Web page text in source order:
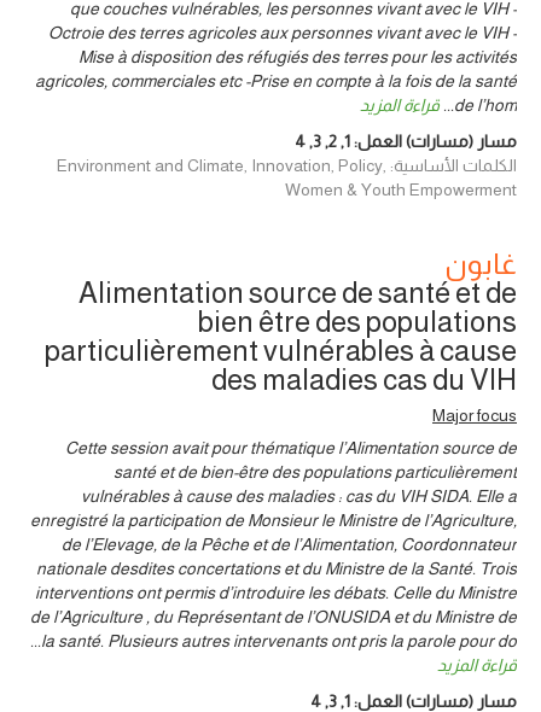
que couches vulnérables, les personnes vivant avec le VIH -
Octroie des terres agricoles aux personnes vivant avec le VIH -
Mise à disposition des réfugiés des terres pour les activités
agricoles, commerciales etc -Prise en compte à la fois de la santé
de l’hom
... قراءة المزيد
مسار (مسارات) العمل:1
,
2
,
3
,
4
الكلمات الأساسية: Environment and Climate, Innovation, Policy,
Women & Youth Empowerment
غابون
Alimentation source de santé et de
bien être des populations
particulièrement vulnérables à cause
des maladies cas du VIH
Major focus
Cette session avait pour thématique l’Alimentation source de
santé et de bien-être des populations particulièrement
vulnérables à cause des maladies : cas du VIH SIDA. Elle a
enregistré la participation de Monsieur le Ministre de l’Agriculture,
de l’Elevage, de la Pêche et de l’Alimentation, Coordonnateur
nationale desdites concertations et du Ministre de la Santé. Trois
interventions ont permis d’introduire les débats. Celle du Ministre
de l’Agriculture , du Représentant de l’ONUSIDA et du Ministre de
la santé. Plusieurs autres intervenants ont pris la parole pour do
...
قراءة المزيد
مسار (مسارات) العمل:1
,
3
,
4